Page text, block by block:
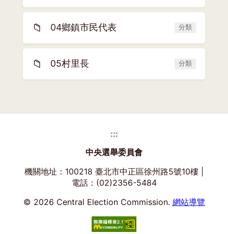
📁 04鄉鎮市民代表 分類
📁 05村里長 分類
:::
中央選舉委員會
機關地址：100218 臺北市中正區徐州路5號10樓 |
電話：(02)2356-5484
© 2026 Central Election Commission. 網站導覽